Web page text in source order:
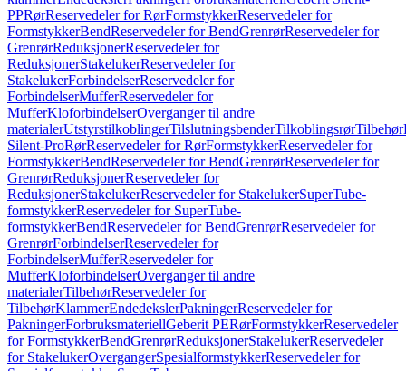
PPRørReservedeler for RørFormstykkerReservedeler for
FormstykkerBendReservedeler for BendGrenrørReservedeler for
GrenrørReduksjonerReservedeler for
ReduksjonerStakelukerReservedeler for
StakelukerForbindelserReservedeler for
ForbindelserMufferReservedeler for
MufferKloforbindelserOverganger til andre
materialerUtstyrstilkoblingerTilslutningsbenderTilkoblingsrørTilbehør
Silent-ProRørReservedeler for RørFormstykkerReservedeler for
FormstykkerBendReservedeler for BendGrenrørReservedeler for
GrenrørReduksjonerReservedeler for
ReduksjonerStakelukerReservedeler for StakelukerSuperTube-
formstykkerReservedeler for SuperTube-
formstykkerBendReservedeler for BendGrenrørReservedeler for
GrenrørForbindelserReservedeler for
ForbindelserMufferReservedeler for
MufferKloforbindelserOverganger til andre
materialerTilbehørReservedeler for
TilbehørKlammerEndedekslerPakningerReservedeler for
PakningerForbruksmateriellGeberit PERørFormstykkerReservedeler
for FormstykkerBendGrenrørReduksjonerStakelukerReservedeler
for StakelukerOvergangerSpesialformstykkerReservedeler for